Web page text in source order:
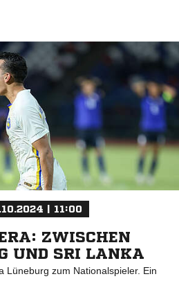
| 11:00
ZWISCHEN
UND SRI LANKA
Lüneburg zum Nationalspieler. Ein